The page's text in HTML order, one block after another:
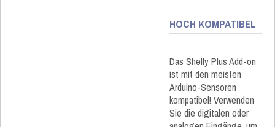
HOCH KOMPATIBEL
Das Shelly Plus Add-on
ist mit den meisten
Arduino-Sensoren
kompatibel! Verwenden
Sie die digitalen oder